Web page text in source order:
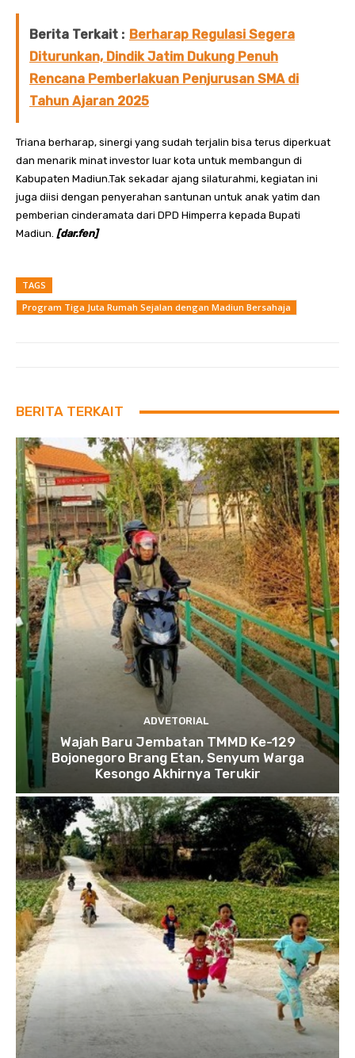
Berita Terkait : Berharap Regulasi Segera
Diturunkan, Dindik Jatim Dukung Penuh
Rencana Pemberlakuan Penjurusan SMA di
Tahun Ajaran 2025
Triana berharap, sinergi yang sudah terjalin bisa terus diperkuat
dan menarik minat investor luar kota untuk membangun di
Kabupaten Madiun.Tak sekadar ajang silaturahmi, kegiatan ini
juga diisi dengan penyerahan santunan untuk anak yatim dan
pemberian cinderamata dari DPD Himperra kepada Bupati
Madiun. [dar.fen]
TAGS
Program Tiga Juta Rumah Sejalan dengan Madiun Bersahaja
BERITA TERKAIT
ADVETORIAL
Wajah Baru Jembatan TMMD Ke-129
Bojonegoro Brang Etan, Senyum Warga
Kesongo Akhirnya Terukir